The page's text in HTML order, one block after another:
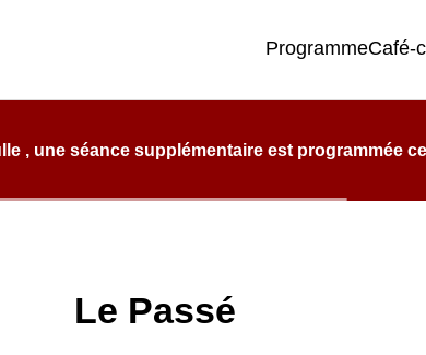
ProgrammeCafé-
, une séance supplémentaire est programmée
Le Passé